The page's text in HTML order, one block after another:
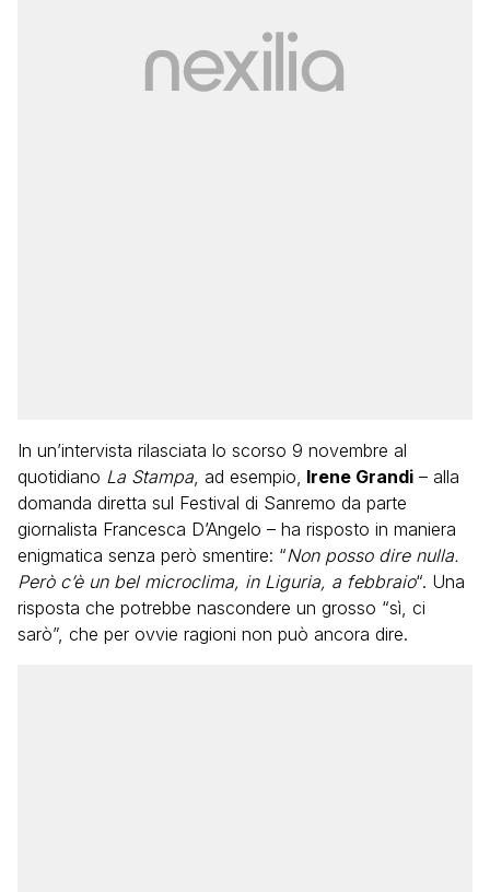
In un’intervista rilasciata lo scorso 9 novembre al
quotidiano La Stampa, ad esempio, Irene Grandi – alla
domanda diretta sul Festival di Sanremo da parte
giornalista Francesca D’Angelo – ha risposto in maniera
enigmatica senza però smentire: “Non posso dire nulla.
Però c’è un bel microclima, in Liguria, a febbraio“. Una
risposta che potrebbe nascondere un grosso “sì, ci
sarò”, che per ovvie ragioni non può ancora dire.